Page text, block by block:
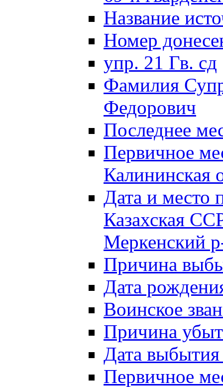
Название
Номер
упр. 21 Гв. сд
Фамилия
Федорович
Последнее
Первичное
Калининская
Дата и
Казахская
Меркенский
Причина
Дата
Воинское
Причина
Дата
Первичное